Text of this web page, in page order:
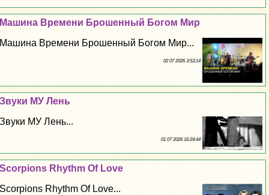
Машина Времени Брошенный Богом Мир
Машина Времени Брошенный Богом Мир...
02 07 2026 3:53:14
Звуки МУ Лень
Звуки МУ Лень...
01 07 2026 16:24:44
Scorpions Rhythm Of Love
Scorpions Rhythm Of Love...